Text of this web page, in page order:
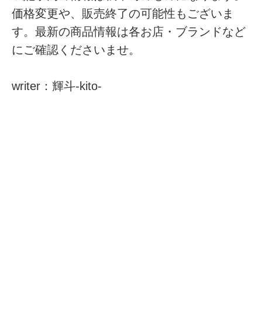
価格変更や、販売終了の可能性もございま
す。最新の商品情報は各お店・ブランドなど
にご確認くださいませ。
writer：輝斗-kito-